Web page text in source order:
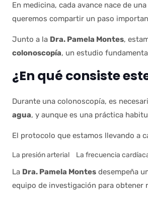
En medicina, cada avance nace de
queremos compartir un paso
Junto a la Dra. Pamela Montes,
colonoscopía, un estudio
¿En qué consiste
Durante una colonoscopía, es
agua, y aunque es una práctica
El protocolo que estamos llevando a
La presión arterial La frecuencia
La Dra. Pamela Montes desempeña
equipo de investigación para obtener